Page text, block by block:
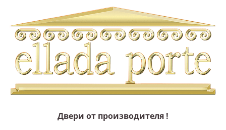
Двери от производителя !